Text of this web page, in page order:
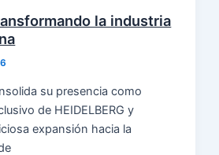
la industria
su presencia como
de HEIDELBERG y
expansión hacia la